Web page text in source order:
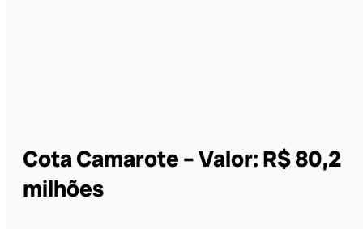
Cota Camarote – Valor: R$ 80,2
milhões